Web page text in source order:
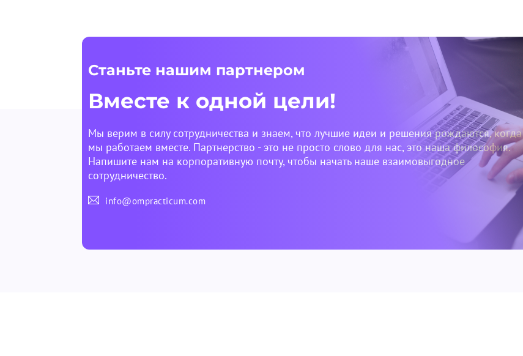
Станьте нашим партнером
Вместе к одной цели!
Мы верим в силу сотрудничества и знаем, что лучшие идеи и решения рождаются, когда
мы работаем вместе. Партнерство - это не просто слово для нас, это наша философия.
Напишите нам на корпоративную почту, чтобы начать наше взаимовыгодное
сотрудничество.
info@ompracticum.com